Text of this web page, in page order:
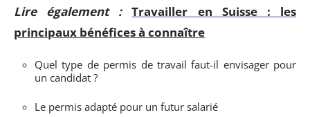
Lire également :
Travailler en Suisse : les
principaux bénéfices à connaître
Quel type de permis de travail faut-il envisager pour
un candidat ?
Le permis adapté pour un futur salarié